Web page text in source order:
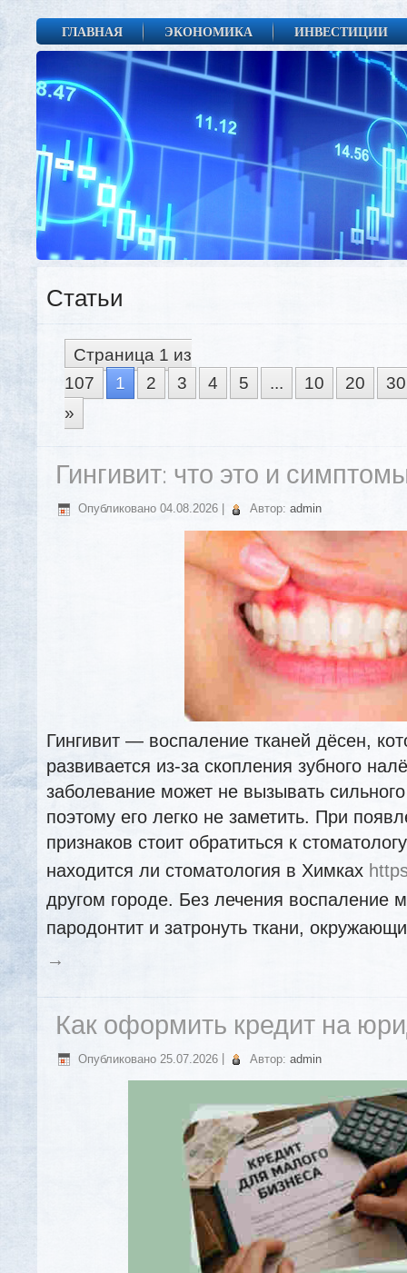
ГЛАВНАЯ ЭКОНОМИКА ИНВЕСТИЦИИ
Статьи
Страница 1 из
107
1 2 3 4 5 ... 10 20
30
»
Гингивит: что это и
Опубликовано 04.08.2026 Автор: admin
Гингивит — воспаление тканей дёсен,
развивается из-за скопления зубного
заболевание может не вызывать
поэтому его легко не заметить. При
признаков стоит обратиться к
находится ли стоматология в Химках
другом городе. Без лечения воспаление
пародонтит и затронуть ткани,
→
Как оформить кредит на
Опубликовано 25.07.2026 Автор: admin